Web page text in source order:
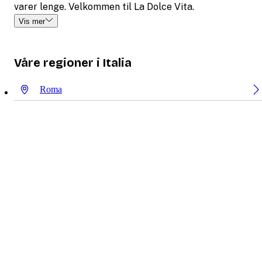
varer lenge. Velkommen til La Dolce Vita.
Vis mer
Våre regioner i Italia
Roma